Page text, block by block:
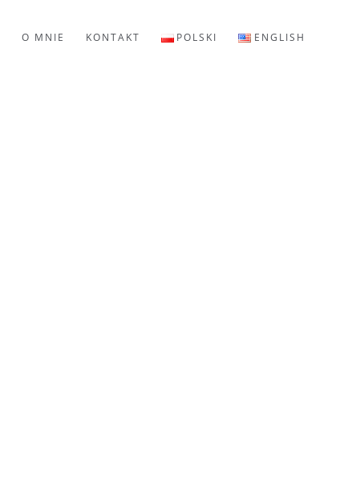
O MNIE KONTAKT POLSKI ENGLISH